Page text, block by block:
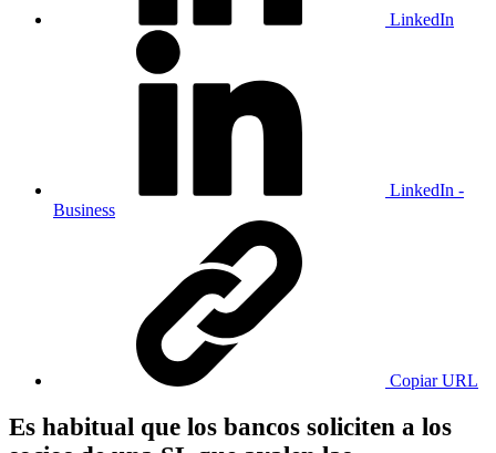
LinkedIn
LinkedIn -
Business
Copiar URL
Es habitual que los bancos soliciten a los